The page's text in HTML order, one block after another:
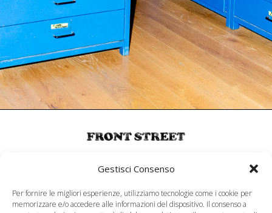
Gestisci Consenso
Per fornire le migliori esperienze, utilizziamo tecnologie come i cookie per
memorizzare e/o accedere alle informazioni del dispositivo. Il consenso a
MENU